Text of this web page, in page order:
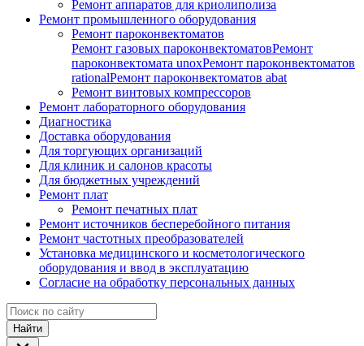
Ремонт аппаратов для криолиполиза
Ремонт промышленного оборудования
Ремонт пароконвектоматов
Ремонт газовых пароконвектоматовРемонт
пароконвектомата unoxРемонт пароконвектоматов
rationalРемонт пароконвектоматов abat
Ремонт винтовых компрессоров
Ремонт лабораторного оборудования
Диагностика
Доставка оборудования
Для торгующих организаций
Для клиник и салонов красоты
Для бюджетных учреждений
Ремонт плат
Ремонт печатных плат
Ремонт источников бесперебойного питания
Ремонт частотных преобразователей
Установка медицинского и косметологического
оборудования и ввод в эксплуатацию
Согласие на обработку персональных данных
Найти